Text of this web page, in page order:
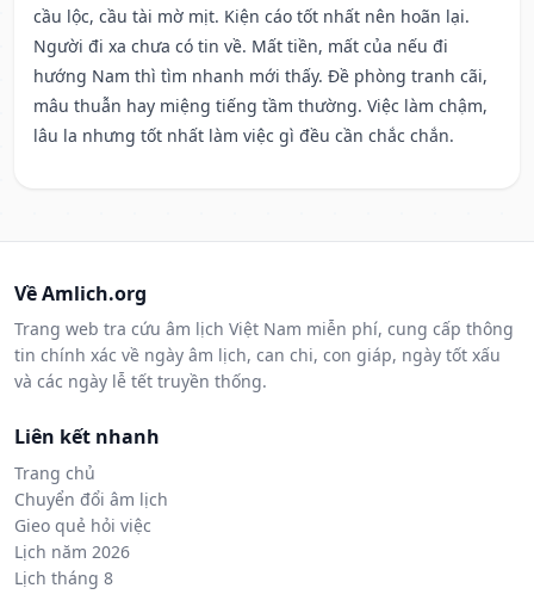
cầu lộc, cầu tài mờ mịt. Kiện cáo tốt nhất nên hoãn lại.
Người đi xa chưa có tin về. Mất tiền, mất của nếu đi
hướng Nam thì tìm nhanh mới thấy. Đề phòng tranh cãi,
mâu thuẫn hay miệng tiếng tầm thường. Việc làm chậm,
lâu la nhưng tốt nhất làm việc gì đều cần chắc chắn.
Về Amlich.org
Trang web tra cứu âm lịch Việt Nam miễn phí, cung cấp thông
tin chính xác về ngày âm lịch, can chi, con giáp, ngày tốt xấu
và các ngày lễ tết truyền thống.
Liên kết nhanh
Trang chủ
Chuyển đổi âm lịch
Gieo quẻ hỏi việc
Lịch năm 2026
Lịch tháng 8